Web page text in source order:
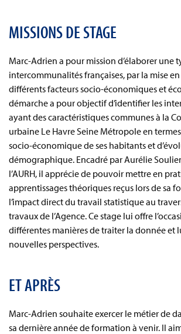
MISSIONS DE STAGE
Marc-Adrien a pour mission d’élaborer une
intercommunalités françaises, par la mise
différents facteurs socio-économiques et
démarche a pour objectif d’identifier les
ayant des caractéristiques communes à la
urbaine Le Havre Seine Métropole en
socio-économique de ses habitants et
démographique. Encadré par Aurélie
l’AURH, il apprécie de pouvoir mettre en
apprentissages théoriques reçus lors de sa
l’impact direct du travail statistique au
travaux de l’Agence. Ce stage lui offre
différentes manières de traiter la donnée et
nouvelles perspectives.
ET APRÈS
Marc-Adrien souhaite exercer le métier de
sa dernière année de formation à venir. Il